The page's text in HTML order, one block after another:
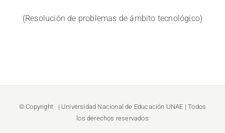
(Resolución de problemas de ámbito tecnológico)
© Copyright | Universidad Nacional de Educación UNAE | Todos
los derechos reservados